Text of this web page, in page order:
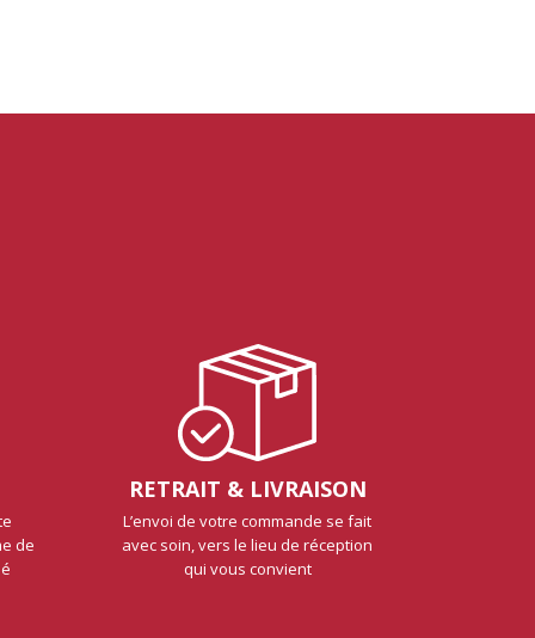
de
RETRAIT & LIVRAISON
L’envoi de votre commande se fait
avec soin, vers le lieu de réception
qui vous convient